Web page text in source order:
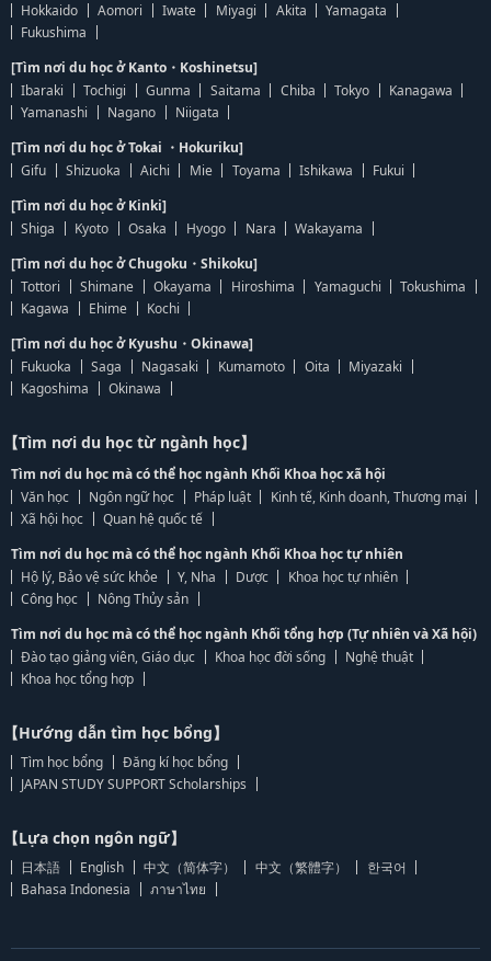
Hokkaido
Aomori Iwate Miyagi Akita
Yamagata
Fukushima
[Tìm nơi du học ở Kanto・Koshinetsu]
Ibaraki
Tochigi Gunma Saitama Chiba Tokyo
Kanagawa
Yamanashi
Nagano
Niigata
[Tìm nơi du học ở Tokai ・Hokuriku]
Gifu
Shizuoka Aichi Mie Toyama Ishikawa
Fukui
[Tìm nơi du học ở Kinki]
Shiga
Kyoto Osaka Hyogo Nara
Wakayama
[Tìm nơi du học ở Chugoku・Shikoku]
Tottori
Shimane Okayama Hiroshima Yamaguchi
Tokushima
Kagawa
Ehime
Kochi
[Tìm nơi du học ở Kyushu・Okinawa]
Fukuoka
Saga Nagasaki Kumamoto Oita
Miyazaki
Kagoshima
Okinawa
【Tìm nơi du học từ ngành học】
Tìm nơi du học mà có thể học ngành Khối Khoa học xã hội
Văn học
Ngôn ngữ học Pháp luật
Kinh tế, Kinh doanh, Thương mại
Xã hội học
Quan hệ quốc tế
Tìm nơi du học mà có thể học ngành Khối Khoa học tự nhiên
Hộ lý, Bảo vệ sức khỏe
Y, Nha Dược
Khoa học tự nhiên
Công học
Nông Thủy sản
Tìm nơi du học mà có thể học ngành Khối tổng hợp (Tự nhiên và Xã hội)
Đào tạo giảng viên, Giáo dục
Khoa học đời sống
Nghệ thuật
Khoa học tổng hợp
【Hướng dẫn tìm học bổng】
Tìm học bổng
Đăng kí học bổng
JAPAN STUDY SUPPORT Scholarships
【Lựa chọn ngôn ngữ】
日本語 English 中文（简体字） 中文（繁體字）
한국어
Bahasa Indonesia
ภาษาไทย